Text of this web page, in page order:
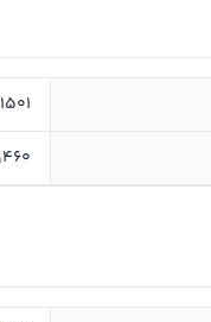
1501 تا 2000 وات
460وات